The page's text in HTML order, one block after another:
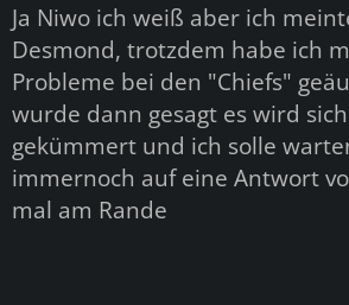
Ja Niwo ich weiß aber ich
Desmond, trotzdem habe ich
Probleme bei den "Chiefs"
wurde dann gesagt es wird
gekümmert und ich solle
immernoch auf eine Antwort
mal am Rande